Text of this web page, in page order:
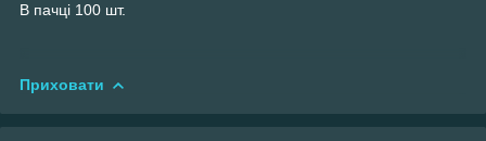
В пачці 100 шт.
Приховати